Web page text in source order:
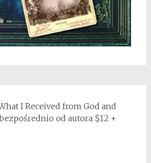
I Received from God and
od autora $12 +